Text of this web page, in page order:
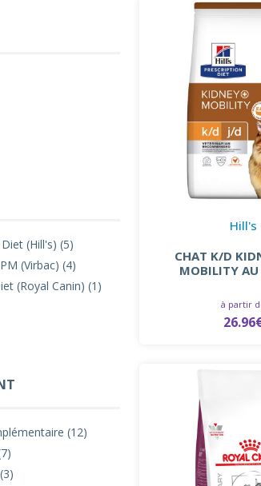
(Hill's) (5)
(Virbac) (4)
(Royal Canin) (1)
(12)
Hill's
CHAT K/D
MOBILITY AU
à partir